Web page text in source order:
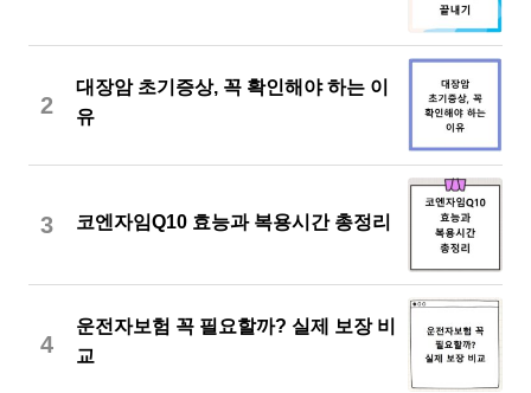
2
대장암 초기증상, 꼭 확인해야 하는 이
유
3 코엔자임Q10 효능과 복용시간 총정리
4
운전자보험 꼭 필요할까? 실제 보장 비
교